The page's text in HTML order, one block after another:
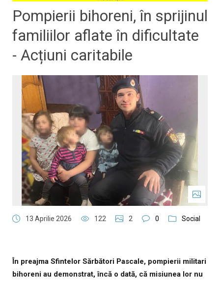
Pompierii bihoreni, în sprijinul
familiilor aflate în dificultate
- Acțiuni caritabile
13 Aprilie 2026 122 2 0 Social
În preajma Sfintelor Sărbători Pascale, pompierii militari
bihoreni au demonstrat, încă o dată, că misiunea lor nu